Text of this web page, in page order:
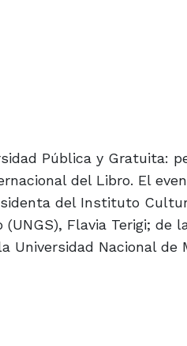
Pública y Gratuita:
del Libro. El
del Instituto
Flavia Terigi; de
Universidad Nacional de